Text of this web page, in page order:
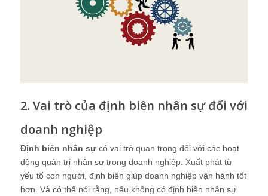
2. Vai trò của định biên nhân sự đối với
doanh nghiệp
Định biên nhân sựcó vai trò quan trọng đối với các hoạt
động quản trị nhân sự trong doanh nghiệp. Xuất phát từ
yếu tố con người, định biên giúp doanh nghiệp vận hành tốt
hơn. Và có thể nói rằng, nếu không có định biên nhân sự